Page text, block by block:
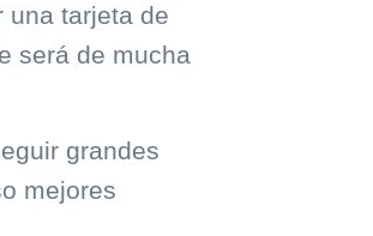
una tarjeta de
será de mucha
grandes
mejores